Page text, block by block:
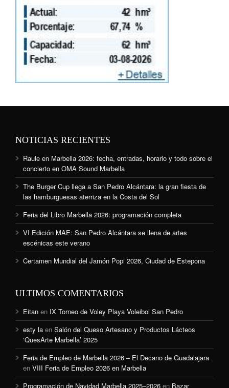
NOTICIAS RECIENTES
Raule en Marbella 2026: fecha, entradas, horario y todo sobre el
concierto en OMA Sound Marbella
The Burger Cup llega a San Pedro Alcántara: la gran fiesta de
las hamburguesas aterriza en la Costa del Sol
Feria del Libro Marbella 2026: programación completa
VI Edición MAE: San Pedro Alcántara se llena de artes
escénicas este verano
Certamen Mundial del Jamón Popi 2026, Ciudad de Estepona
ULTIMOS COMENTARIOS
Eitan en IX Torneo de Voley Playa Voleibol San Pedro
esty la en Salón del Queso Artesano y Productos Lácteos
‘QuesArte Marbella’ 2025
Feria de Empleo de Marbella 2026 – El Decano de Guadalajara
en VIII Feria de Empleo 2026 en Marbella
Programación de Navidad Marbella 2025–2026 en Bazar